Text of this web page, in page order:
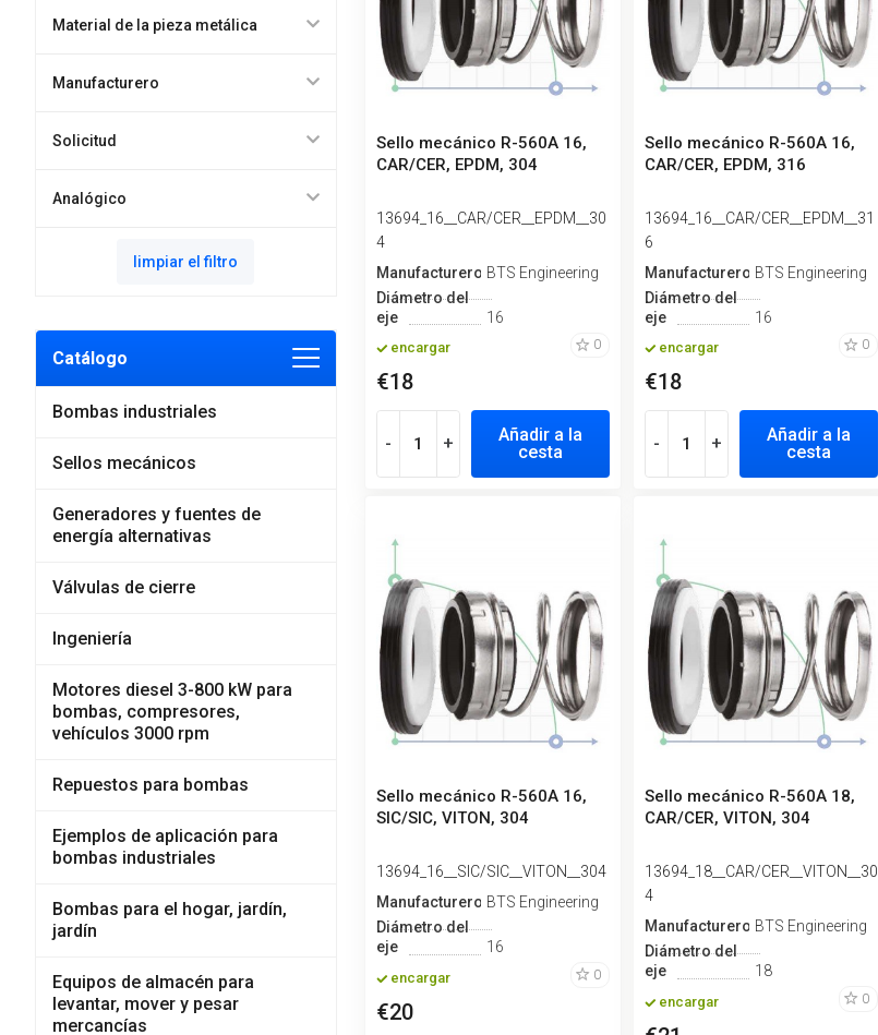
Material de la pieza metálica
Manufacturero
Solicitud
Analógico
limpiar el filtro
Catálogo
Bombas industriales
Sellos mecánicos
Generadores y fuentes de
energía alternativas
Válvulas de cierre
Ingeniería
Motores diesel 3-800 kW para
bombas, compresores,
vehículos 3000 rpm
Repuestos para bombas
Ejemplos de aplicación para
bombas industriales
Bombas para el hogar, jardín,
jardín
Equipos de almacén para
levantar, mover y pesar
mercancías
Sello mecánico R-560A 16,
CAR/CER, EPDM, 304
13694_16__CAR/CER__EPDM__30
4
Manufacturero BTS Engineering
Diámetro del
eje
16
encargar 0
€18
- +
Añadir a la
cesta
Sello mecánico R-560A 16,
CAR/CER, EPDM, 316
13694_16__CAR/CER__EPDM__31
6
Manufacturero BTS Engineering
Diámetro del
eje
16
encargar 0
€18
- +
Añadir a la
cesta
Sello mecánico R-560A 16,
SIC/SIC, VITON, 304
13694_16__SIC/SIC__VITON__304
Manufacturero BTS Engineering
Diámetro del
eje
16
encargar 0
€20
Sello mecánico R-560A 18,
CAR/CER, VITON, 304
13694_18__CAR/CER__VITON__30
4
Manufacturero BTS Engineering
Diámetro del
eje
18
encargar 0